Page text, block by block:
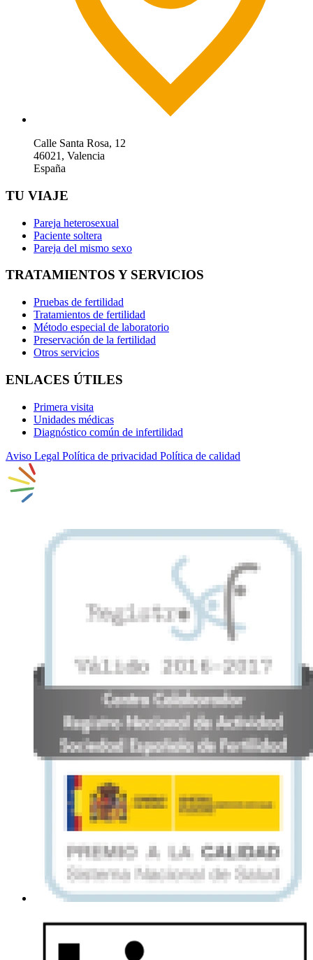
Calle Santa Rosa, 12
46021, Valencia
España
TU VIAJE
Pareja heterosexual
Paciente soltera
Pareja del mismo sexo
TRATAMIENTOS Y SERVICIOS
Pruebas de fertilidad
Tratamientos de fertilidad
Método especial de laboratorio
Preservación de la fertilidad
Otros servicios
ENLACES ÚTILES
Primera visita
Unidades médicas
Diagnóstico común de infertilidad
Aviso Legal Política de privacidad Política de calidad